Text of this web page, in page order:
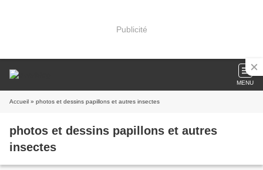
Publicité
MENU
Accueil » photos et dessins papillons et autres insectes
photos et dessins papillons et autres
insectes